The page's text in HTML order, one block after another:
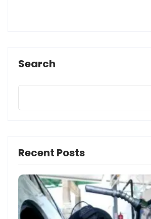
Search
Recent Posts